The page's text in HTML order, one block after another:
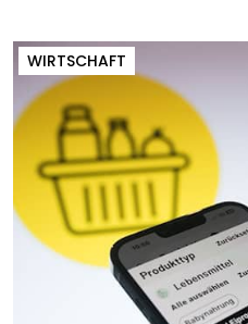
WIRTSCHAFT